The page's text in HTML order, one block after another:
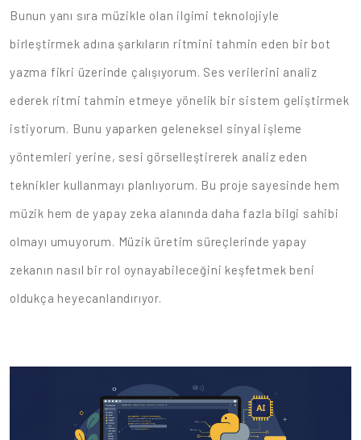
Bunun yanı sıra müzikle olan ilgimi teknolojiyle
birleştirmek adına şarkıların ritmini tahmin eden bir bot
yazma fikri üzerinde çalışıyorum. Ses verilerini analiz
ederek ritmi tahmin etmeye yönelik bir sistem geliştirmek
istiyorum. Bunu yaparken geleneksel sinyal işleme
yöntemleri yerine, sesi görselleştirerek analiz eden
teknikler kullanmayı planlıyorum. Bu proje sayesinde hem
müzik hem de yapay zeka alanında daha fazla bilgi sahibi
olmayı umuyorum. Müzik üretim süreçlerinde yapay
zekanın nasıl bir rol oynayabileceğini keşfetmek beni
oldukça heyecanlandırıyor.